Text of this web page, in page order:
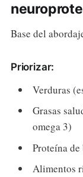
Base del
Priorizar:
Verduras
Grasas
omega 3)
Proteína
Alimentos